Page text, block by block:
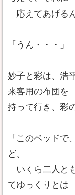
応えてあげるん
「うん・・・」
妙子と彩は、浩
来客用の布団を
持って行き、彩
「このベッドで
ど、
いくら二人と
てゆっくりとは